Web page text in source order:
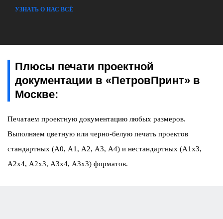
УЗНАТЬ О НАС ВСЁ
Плюсы печати проектной
документации в «ПетровПринт» в
Москве:
Печатаем проектную документацию любых размеров.
Выполняем цветную или черно-белую печать проектов
стандартных (А0, А1, А2, А3, А4) и нестандартных (А1х3,
А2х4, А2х3, А3х4, А3х3) форматов.